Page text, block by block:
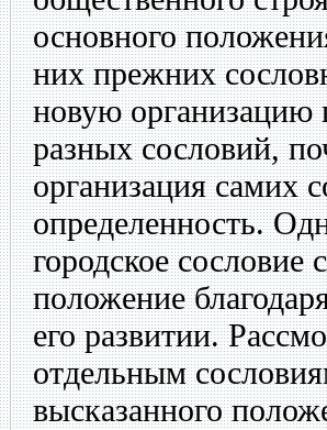
основного
них прежних
новую организацию
разных сословий,
организация самих
определенность.
городское сословие
положение
его развитии.
отдельным
высказанного